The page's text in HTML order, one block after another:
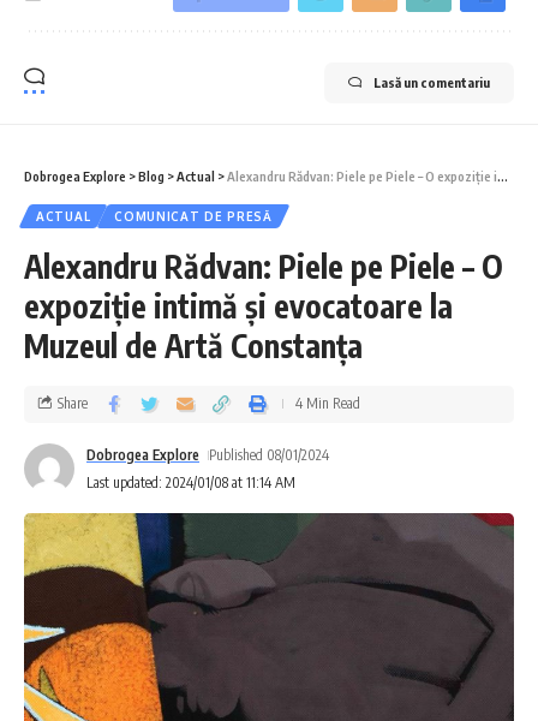
Lasă un comentariu
Dobrogea Explore >Blog >Actual >Alexandru Rădvan: Piele pe Piele – O expoziție intimă și evocatoare la Muzeul de Artă Constanţa
ACTUAL COMUNICAT DE PRESĂ
Alexandru Rădvan: Piele pe Piele – O
expoziție intimă și evocatoare la
Muzeul de Artă Constanţa
Last updated: 2024/01/08 at 11:14 AM
Dobrogea Explore Published 08/01/2024
Share 4 Min Read